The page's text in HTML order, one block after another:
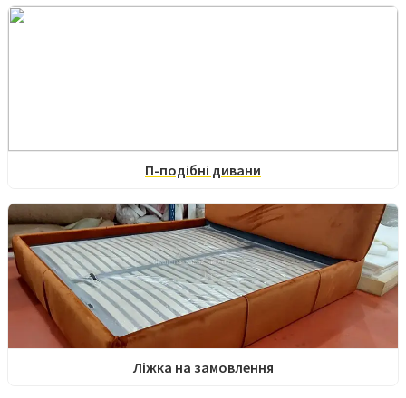
П-подібні дивани
Ліжка на замовлення